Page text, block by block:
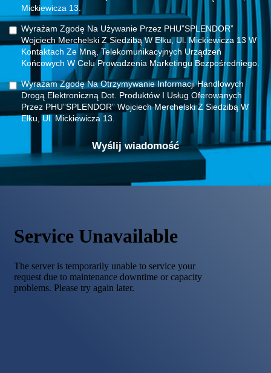
Mickiewicza 13.
Wyrażam Zgodę Na Używanie Przez PHU”SPLENDOR”
Wojciech Merchelski Z Siedzibą W Ełku, Ul. Mickiewicza 13 W
Kontaktach Ze Mną, Telekomunikacyjnych Urządzeń
Końcowych W Celu Prowadzenia Marketingu Bezpośredniego.
Wyrażam Zgodę Na Otrzymywanie Informacji Handlowych
Drogą Elektroniczną Dot. Produktów I Usług Oferowanych
Przez PHU”SPLENDOR” Wojciech Merchelski Z Siedzibą W
Ełku, Ul. Mickiewicza 13.